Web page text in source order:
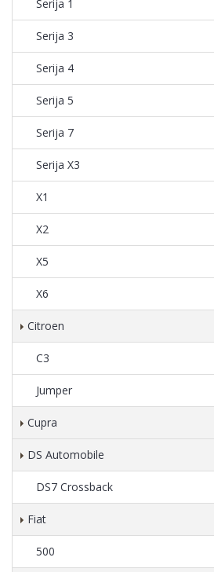
Serija 1
Serija 3
Serija 4
Serija 5
Serija 7
Serija X3
X1
X2
X5
X6
Citroen
C3
Jumper
Cupra
DS Automobile
DS7 Crossback
Fiat
500